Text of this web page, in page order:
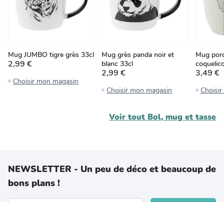
Mug JUMBO tigre grès 33cl
2,99 €
Choisir mon magasin
Mug grès panda noir et
blanc 33cl
2,99 €
Choisir mon magasin
Mug
3,49 €
Voir tout Bol, mug et tasse
NEWSLETTER - Un peu de déco et beaucoup de
bons plans !